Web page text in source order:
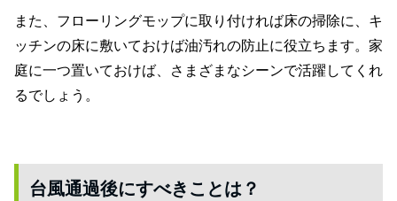
また、フローリングモップに取り付ければ床の掃除に、キ
ッチンの床に敷いておけば油汚れの防止に役立ちます。家
庭に一つ置いておけば、さまざまなシーンで活躍してくれ
るでしょう。
台風通過後にすべきことは？